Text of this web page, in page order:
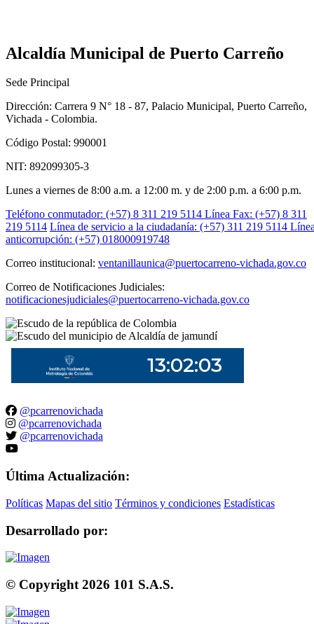
Alcaldía Municipal de Puerto Carreño
Sede Principal
Dirección: Carrera 9 N° 18 - 87, Palacio Municipal, Puerto Carreño,
Vichada - Colombia.
Código Postal: 990001
NIT: 892099305-3
Lunes a viernes de 8:00 a.m. a 12:00 m. y de 2:00 p.m. a 6:00 p.m.
Teléfono conmutador: (+57) 8 311 219 5114 Línea Fax: (+57) 8 311
219 5114 Línea de servicio a la ciudadanía: (+57) 311 219 5114
anticorrupción: (+57) 018000919748
Correo institucional: ventanillaunica@puertocarreno-vichada.gov.co
Correo de Notificaciones Judiciales:
notificacionesjudiciales@puertocarreno-vichada.gov.co
@pcarrenovichada
@pcarrenovichada
@pcarrenovichada
Última Actualización:
Políticas Mapas del sitio Términos y condiciones Estadísticas
Desarrollado por:
© Copyright 2026 101 S.A.S.